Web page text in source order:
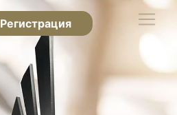
Регистрация